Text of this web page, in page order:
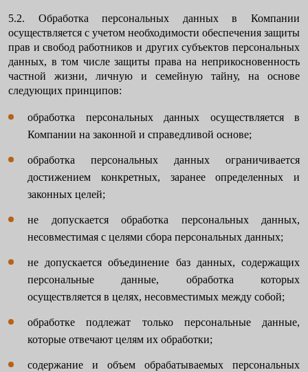
5.2. Обработка персональных данных в Компании
осуществляется с учетом необходимости обеспечения защиты
прав и свобод работников и других субъектов персональных
данных, в том числе защиты права на неприкосновенность
частной жизни, личную и семейную тайну, на основе
следующих принципов:
обработка персональных данных осуществляется в
Компании на законной и справедливой основе;
обработка персональных данных ограничивается
достижением конкретных, заранее определенных и
законных целей;
не допускается обработка персональных данных,
несовместимая с целями сбора персональных данных;
не допускается объединение баз данных, содержащих
персональные данные, обработка которых
осуществляется в целях, несовместимых между собой;
обработке подлежат только персональные данные,
которые отвечают целям их обработки;
содержание и объем обрабатываемых персональных